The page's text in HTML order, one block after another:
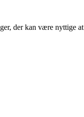
der kan være nyttige at